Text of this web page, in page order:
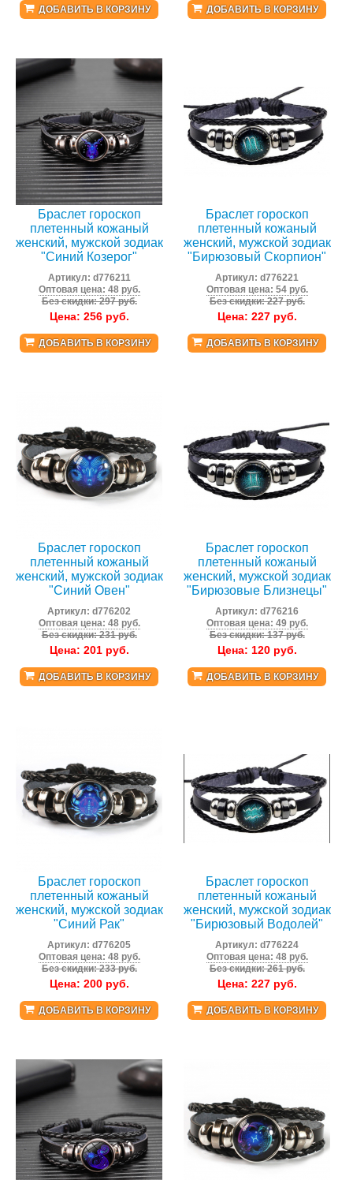
ДОБАВИТЬ В КОРЗИНУ ДОБАВИТЬ В КОРЗИНУ
Браслет гороскоп
плетенный кожаный
женский, мужской зодиак
"Синий Козерог"
Артикул: d776211
Оптовая цена: 48 руб.
Без скидки: 297 руб.
Цена: 256руб.
ДОБАВИТЬ В КОРЗИНУ
Браслет гороскоп
плетенный кожаный
женский, мужской зодиак
"Бирюзовый Скорпион"
Артикул:d776221
Оптовая цена: 54 руб.
Без скидки: 227 руб.
Цена: 227руб.
ДОБАВИТЬ В КОРЗИНУ
Браслет гороскоп
плетенный кожаный
женский, мужской зодиак
"Синий Овен"
Артикул:d776202
Оптовая цена: 48 руб.
Без скидки: 231 руб.
Цена: 201руб.
ДОБАВИТЬ В КОРЗИНУ
Браслет гороскоп
плетенный кожаный
женский, мужской зодиак
"Бирюзовые Близнецы"
Артикул:d776216
Оптовая цена: 49 руб.
Без скидки: 137 руб.
Цена: 120руб.
ДОБАВИТЬ В КОРЗИНУ
Браслет гороскоп
плетенный кожаный
женский, мужской зодиак
"Синий Рак"
Артикул:d776205
Оптовая цена: 48 руб.
Без скидки: 233 руб.
Цена: 200руб.
ДОБАВИТЬ В КОРЗИНУ
Браслет гороскоп
плетенный кожаный
женский, мужской зодиак
"Бирюзовый Водолей"
Артикул:d776224
Оптовая цена: 48 руб.
Без скидки: 261 руб.
Цена: 227руб.
ДОБАВИТЬ В КОРЗИНУ